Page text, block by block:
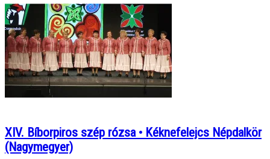
XIV. Bíborpiros szép rózsa • Kéknefelejcs Népdalkör
(Nagymegyer)